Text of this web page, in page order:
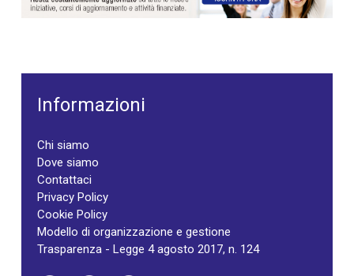
Informazioni
Chi siamo
Dove siamo
Contattaci
Privacy Policy
Cookie Policy
Modello di organizzazione e gestione
Trasparenza - Legge 4 agosto 2017, n. 124